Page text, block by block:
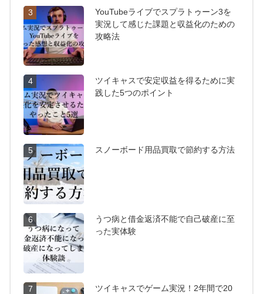
3
YouTubeライブでスプラトゥーン3を
実況して感じた課題と収益化のための
攻略法
4
ツイキャスで安定収益を得るために実
践した5つのポイント
5 スノーボード用品買取で節約する方法
6
うつ病と借金返済不能で自己破産に至
った実体験
7
ツイキャスでゲーム実況！2年間で20